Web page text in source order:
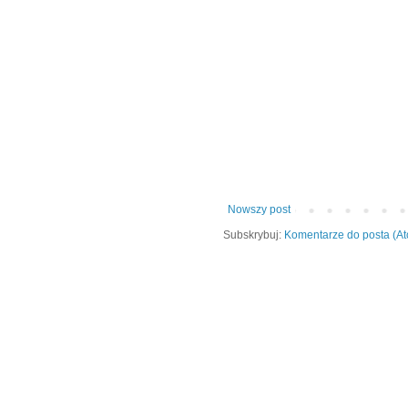
Nowszy post
Subskrybuj: Komentarze do posta